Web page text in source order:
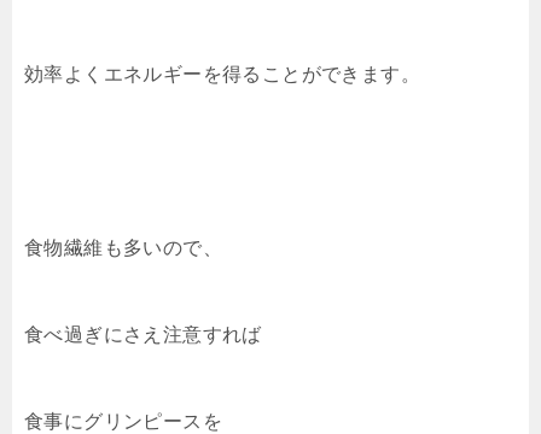
効率よくエネルギーを得ることができます。
食物繊維も多いので、
食べ過ぎにさえ注意すれば
食事にグリンピースを